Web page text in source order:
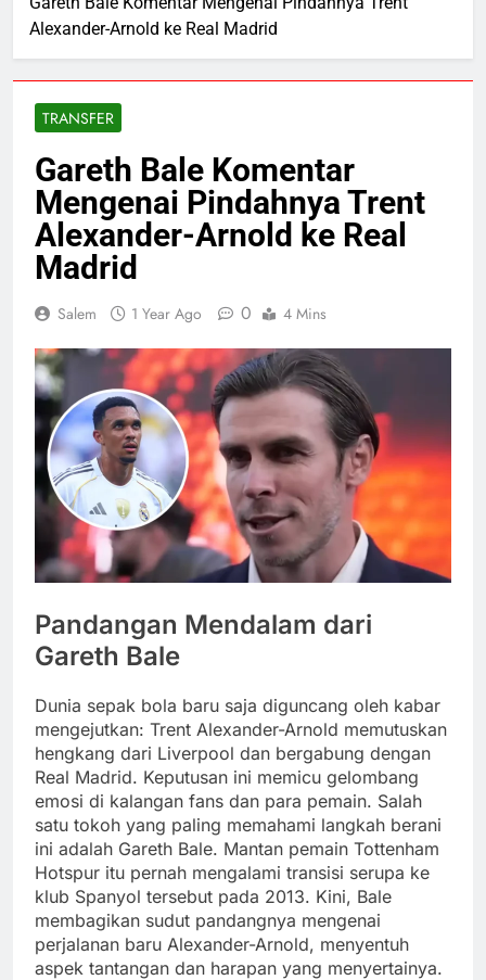
Alexander-Arnold ke Real Madrid
TRANSFER
Gareth Bale Komentar
Mengenai Pindahnya Trent
Alexander-Arnold ke Real
Madrid
Salem 1 Year Ago 0 4 Mins
Pandangan Mendalam dari
Gareth Bale
Dunia sepak bola baru saja diguncang oleh kabar
mengejutkan: Trent Alexander-Arnold memutuskan
hengkang dari Liverpool dan bergabung dengan
Real Madrid. Keputusan ini memicu gelombang
emosi di kalangan fans dan para pemain. Salah
satu tokoh yang paling memahami langkah berani
ini adalah Gareth Bale. Mantan pemain Tottenham
Hotspur itu pernah mengalami transisi serupa ke
klub Spanyol tersebut pada 2013. Kini, Bale
membagikan sudut pandangnya mengenai
perjalanan baru Alexander-Arnold, menyentuh
aspek tantangan dan harapan yang menyertainya.